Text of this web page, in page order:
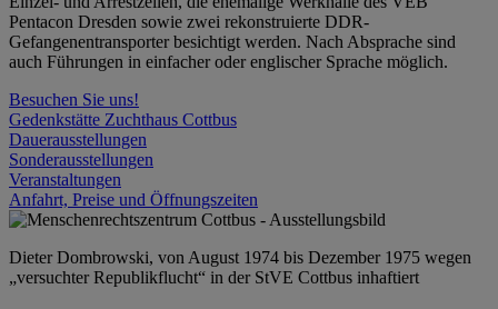
Pentacon Dresden sowie zwei rekonstruierte DDR-
Gefangenentransporter besichtigt werden. Nach Absprache sind
auch Führungen in einfacher oder englischer Sprache möglich.
Besuchen Sie uns!
Gedenkstätte Zuchthaus Cottbus
Dauerausstellungen
Sonderausstellungen
Veranstaltungen
Anfahrt, Preise und Öffnungszeiten
Dieter Dombrowski, von August 1974 bis Dezember 1975 wegen
„versuchter Republikflucht“ in der StVE Cottbus inhaftiert